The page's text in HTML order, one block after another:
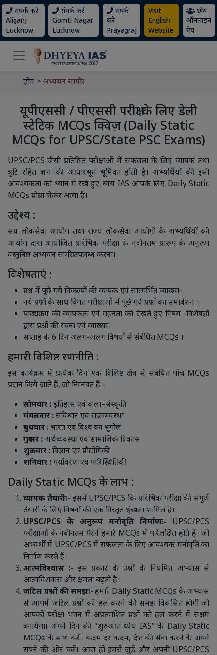
संपर्क करे
Aliganj
Lucknow
संपर्क करे
Gomti Nagar
Lucknow
संपर्क
करे
Prayagraj
Visit
English
Website
ध्येय
ऑनलाइन
ऐप
होम > अध्ययन सामग्री
यूपीएससी / पीएससी परीक्षा के लिए डेली
स्टेटिक MCQs क्विज़ (Daily Static
MCQs for UPSC/State PSC Exams)
UPSC/PCS जैसी प्रतिष्ठित परीक्षाओं में सफलता के लिए व्यापक तथा
त्रुटि रहित ज्ञान की आधारभूत भूमिका होती है। अभ्यर्थियों की इसी
आवश्यकता को ध्यान में रखे हुए ध्येय IAS आपके लिए Daily Static
MCQs प्रोग्राम लेकर आया है।
उद्देश्य :
संघ लोकसेवा आयोग तथा राज्य लोकसेवा आयोगों के अभ्यर्थियों को
आयोग द्वारा आयोजित प्रारंभिक परीक्षा के नवीनतम प्रारूप के अनुरूप
वस्तुनिष्ठ अध्ययन सामग्री उपलब्ध करना।
विशेषताएं :
प्रश्न में पूछे गये विकल्पों की व्यापक एवं सारगर्भित व्याख्या।
नये प्रश्नों के साथ विगत परीक्षाओं में पूछे गये प्रश्नों का समावेशन ।
पाठ्यक्रम की व्यापकता एवं गहनता को देखते हुए विषय -विशेषज्ञों
द्वारा प्रश्नों की रचना एवं व्याख्या।
सप्ताह के 6 दिन अलग-अलग विषयों से संबंधित MCQs ।
हमारी विशिष्ट रणनीति :
इस कार्यक्रम में प्रत्येक दिन एक विशिष्ट क्षेत्र से संबंधित पाँच MCQs
प्रदान किये जाते हैं, जो निम्नवत हैं :-
सोमवार :इतिहास एवं कला–संस्कृति
मंगलवार :संविधान एवं राजव्यवस्था
बुधवार :भारत एवं विश्व का भूगोल
गुरुवार : अर्थव्यवस्था एवं सामाजिक विकास
शुक्रवार :विज्ञान एवं प्रौद्योगिकी
शनिवार :पर्यावरण एवं पारिस्थितिकी
Daily Static MCQs के लाभ :
व्यापक तैयारीः- इसमें UPSC/PCS कि प्रारंभिक परीक्षा की संपूर्ण
तैयारी के लिए विषयों की एक विस्तृत श्रृंखला शामिल है।
UPSC/PCS के अनुरूप मनोवृति निर्माणः- UPSC/PCS
परीक्षाओं के नवीनतम पैटर्न हमारे MCQs में परिलक्षित होते हैं। जो
अभ्यर्थी में UPSC/PCS में सफलता के लिए आवश्यक मनोवृति का
निर्माण करते हैं।
आत्मविश्वास :- इस प्रकार के प्रश्नों के नियमित अभ्यास से
आत्मविशवास और क्षमता बढ़ती है।
जटिल प्रश्नों की समझः- हमारे Daily Static MCQs के अभ्यास
से आपमें जटिल प्रश्नों को हल करने की समझ विकसित होगी जो
आपको परीक्षा भवन में अप्रत्याशित प्रश्नों को हल करने में सक्षम
बनायेगा। अपने दिन की "शुरुआत ध्येय IAS” के Daily Static
MCQs के साथ करें। कदम दर कदम, देश की सेवा करने के अपने
सपने की ओर चलें। आज ही हमसे जुड़ें और अपनी UPSC/PCS